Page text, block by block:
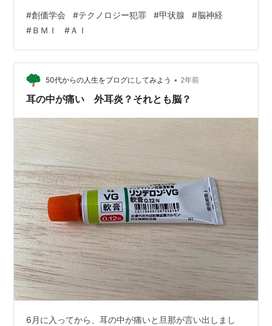
か調べてもらい、今は結果待ちです。 原因は恐らく4年
近くずっと、耳からマイクロ波を当てられていたせいで
す。 甲状腺ホルモンではなく、リンパ節がマイクロ波で
異常をきたして腫瘍が出来た可能性があると思っていま
す。 今後は投薬か手術か分かりません。ただし耳からマ
イクロ波が入ってくる限り原因が無くならな…
#創価学会 #テクノロジー犯罪 #甲状腺 #脳神経
#ＢＭＩ #ＡＩ
50代からの人生をブログにしてみよう • 2年前
耳の中が痛い 外耳炎？それとも脳？
6月に入ってから、耳の中が痛いと旦那が言い出しまし